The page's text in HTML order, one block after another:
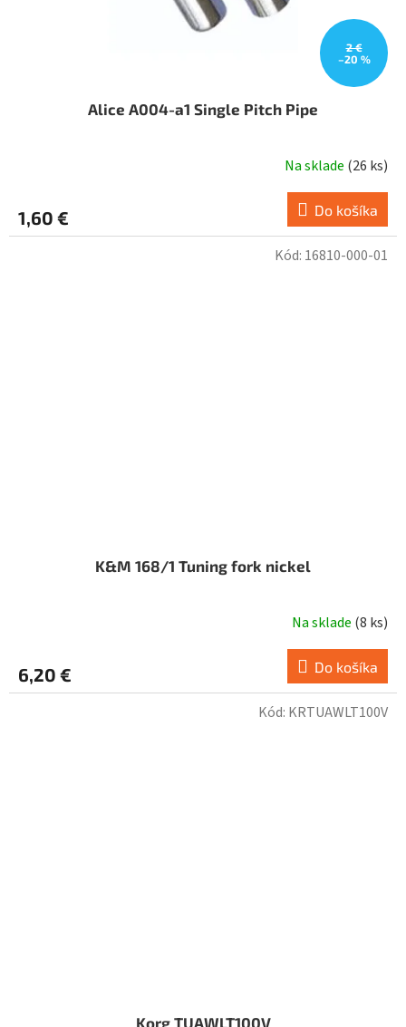
2 €
–20 %
Alice A004-a1 Single Pitch Pipe
Na sklade (26 ks)
1,60 € Do košíka
K&M 168/1 Tuning fork nickel
Na sklade (8 ks)
6,20 € Do košíka
Kód: 16810-000-01
Korg TUAWLT100V
Kód: KRTUAWLT100V